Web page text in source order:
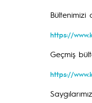
Bültenimizi
https://
Geçmiş
https://